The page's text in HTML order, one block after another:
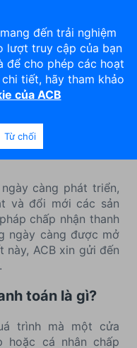
thanh
càng phát triển,
và đổi mới các sản
chấp nhận thanh
ngày càng được mở
ACB xin gửi đến
toán là gì?
trình mà một cửa
hoặc cá nhân chấp
đến trải nghiệm
lượt truy cập của bạn
để cho phép các hoạt
tiết, hãy tham khảo
của ACB
Từ chối